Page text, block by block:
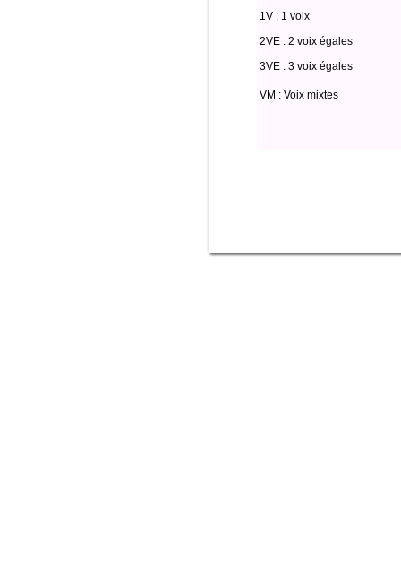
1V : 1 voix
2VE : 2 voix égales
3VE : 3 voix égales
VM : Voix mixtes